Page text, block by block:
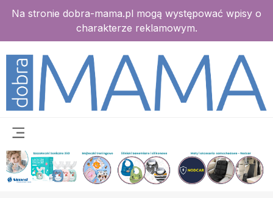
Na stronie dobra-mama.pl mogą występować wpisy o
charakterze reklamowym.